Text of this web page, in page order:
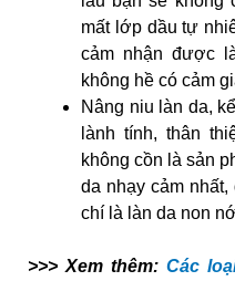
mất lớp dầu tự
cảm nhận được
không hề có cảm
Nâng niu làn da,
lành tính, thân
không cồn là sản
da nhạy cảm
chí là làn da non
>>> Xem thêm: Các